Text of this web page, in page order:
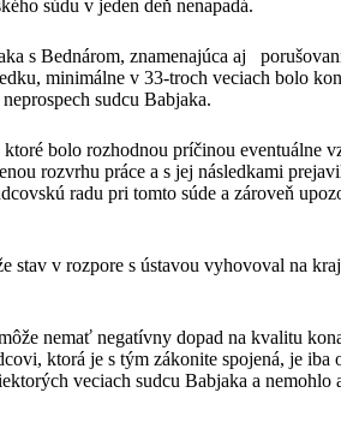
súdu v jeden deň nenapadá.
s Bednárom, znamenajúca aj
minimálne v 33-troch veciach bolo
sudcu Babjaka.
ktoré bolo rozhodnou príčinou eventuálne
rozvrhu práce a s jej následkami
radu pri tomto súde a zároveň
stav v rozpore s ústavou vyhovoval na
nemať negatívny dopad na kvalitu
ktorá je s tým zákonite spojená, je iba
veciach sudcu Babjaka a nemohlo